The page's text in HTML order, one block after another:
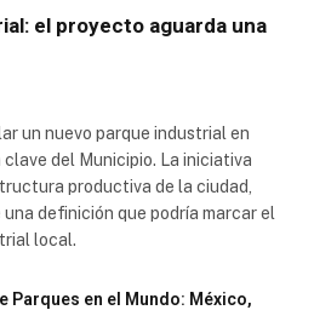
el proyecto aguarda una
un nuevo parque industrial en
del Municipio. La iniciativa
productiva de la ciudad,
definición que podría marcar el
local.
Parques en el Mundo: México,